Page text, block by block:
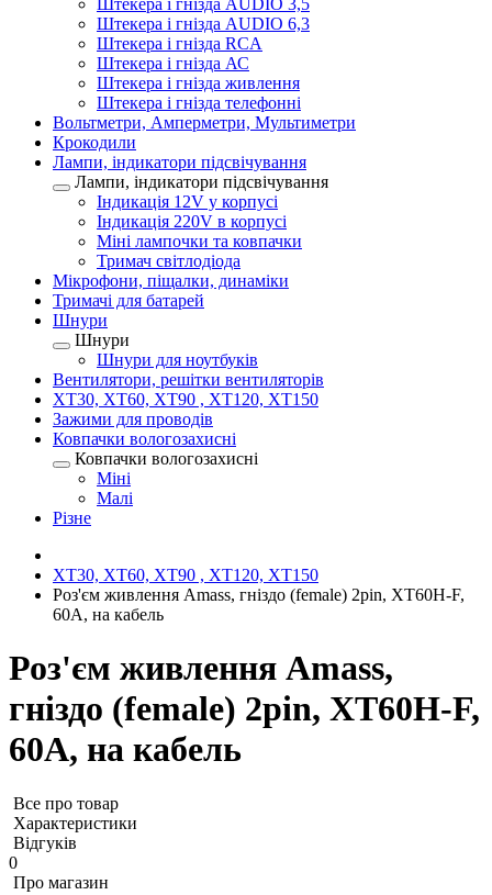
Штекера і гнізда AUDIO 3,5
Штекера і гнізда AUDIO 6,3
Штекера і гнізда RCA
Штекера і гнізда АС
Штекера і гнізда живлення
Штекера і гнізда телефонні
Вольтметри, Амперметри, Мультиметри
Крокодили
Лампи, індикатори підсвічування
Лампи, індикатори підсвічування
Індикація 12V у корпусі
Індикація 220V в корпусі
Міні лампочки та ковпачки
Тримач світлодіода
Мікрофони, піщалки, динаміки
Тримачі для батарей
Шнури
Шнури
Шнури для ноутбуків
Вентилятори, решітки вентиляторів
XT30, XT60, XT90 , XT120, XT150
Зажими для проводів
Ковпачки вологозахисні
Ковпачки вологозахисні
Міні
Малі
Різне
XT30, XT60, XT90 , XT120, XT150
Роз'єм живлення Amass, гніздо (female) 2pin, XT60H-F,
60A, на кабель
Роз'єм живлення Amass,
гніздо (female) 2pin, XT60H-F,
60A, на кабель
Все про товар
Характеристики
Відгуків
0
Про магазин